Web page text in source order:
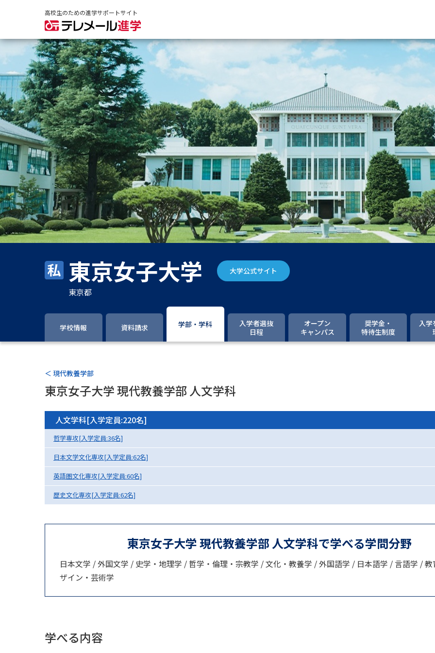
高校生のための進学サポートサイト
資料請求
大学・短大の資料種類から請
大学パンフ
学部・学科パンフ
総合型選抜・学校推薦型選抜 募集要項
大学入学共通テスト利用選抜の募集要項
大学・短大以外の資料から請
専門学校の資料請求
大学院の資料請求
大学入学共通テスト「受験案内」の請求
大学入学共通テスト「受験上の配慮案内
大学研究
進路の３択
新学年スタート号特集ペ
新学年スタート号特集ページ（高2生用
受験準備
志望校・出願校を調べる
東京女子大学 大学公式サイト
東京都
学校情報 資料請求 学部・学科
入学者選抜
日程
オープン
キャンパス
奨学金・
特待生制度
入学
＜ 現代教養学部
東京女子大学 現代教養学部 人文学科
人文学科[入学定員:220名]
哲学専攻[入学定員:36名]
日本文学文化専攻[入学定員:62名]
英語圏文化専攻[入学定員:60名]
歴史文化専攻[入学定員:62名]
東京女子大学 現代教養学部 人文学科で学べる学問分野
日本文学 / 外国文学 / 史学・地理学 / 哲学・倫理・宗教学 / 文化・教養学 / 外国語学 / 日本語学 / 言語学 /
ザイン・芸術学
学べる内容